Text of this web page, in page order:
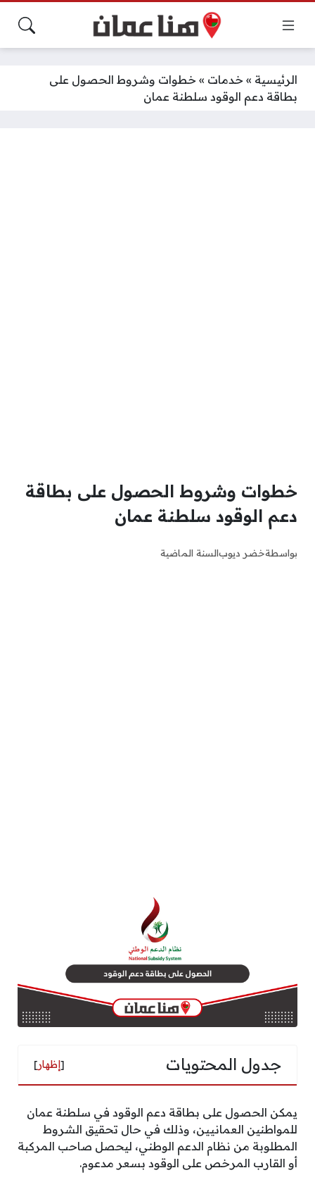
الرئيسية » خدمات » خطوات وشروط الحصول على
بطاقة دعم الوقود سلطنة عمان
خطوات وشروط الحصول على بطاقة
دعم الوقود سلطنة عمان
بواسطةخضر ديوبالسنة الماضية
جدول المحتويات [إظهار]
يمكن الحصول على بطاقة دعم الوقود في سلطنة عمان
للمواطنين العمانيين، وذلك في حال تحقيق الشروط
المطلوبة من نظام الدعم الوطني، ليحصل صاحب المركبة
أو القارب المرخص على الوقود بسعر مدعوم.